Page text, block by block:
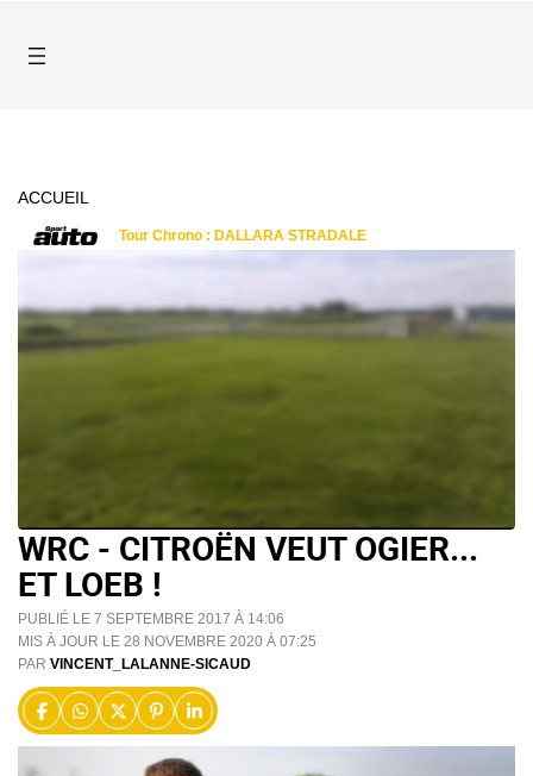
ACCUEIL
WRC - CITROËN VEUT OGIER...
ET LOEB !
PUBLIÉ LE 7 SEPTEMBRE 2017 À 14:06
MIS À JOUR LE 28 NOVEMBRE 2020 À 07:25
PAR VINCENT_LALANNE-SICAUD